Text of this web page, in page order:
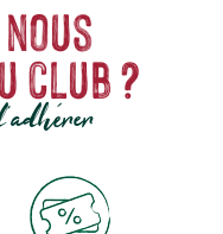
club ?